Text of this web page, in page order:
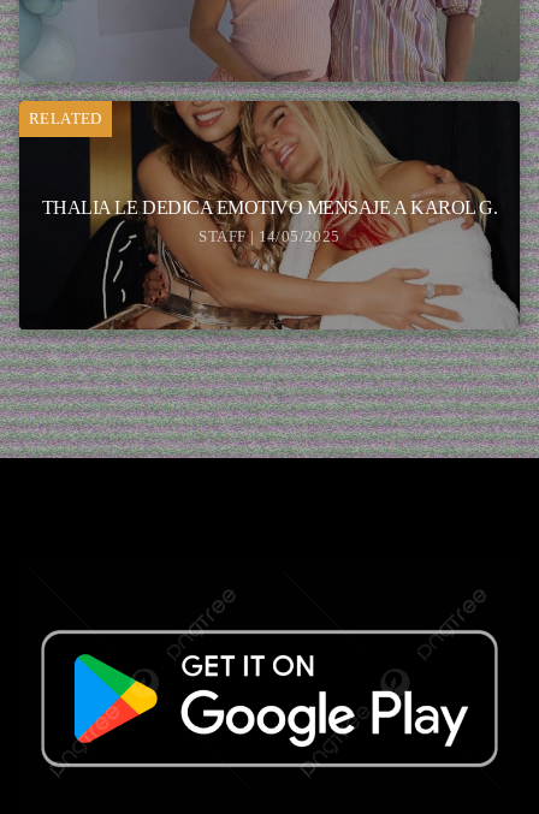
RELATED
THALIA LE DEDICA EMOTIVO MENSAJE A KAROL G.
STAFF | 14/05/2025